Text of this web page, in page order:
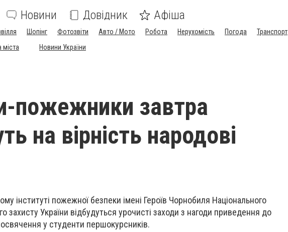
Новини Довідник Афіша
Шопінг Фотозвіти Авто / Мото Робота Нерухомість Погода
Транспорт
міста Новини України
пожежники завтра
на вірність народові
інституті пожежної безпеки імені Героїв Чорнобиля Національного
захисту України відбудуться урочисті заходи з нагоди приведення до
у студенти першокурсників.